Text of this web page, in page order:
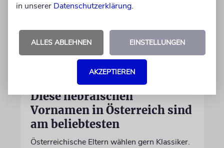
Diese hebräischen
Vornamen in Österreich sind
am beliebtesten
Österreichische Eltern wählen gern Klassiker.
in unserer Datenschutzerklärung.
ALLES ABLEHNEN EINSTELLUNGEN
AKZEPTIEREN